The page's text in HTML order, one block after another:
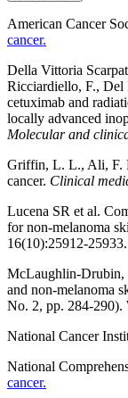
American Cancer
cancer.
Della Vittoria
Ricciardiello, F., Del
cetuximab and
locally advanced
Molecular and
Griffin, L. L., Ali, F.
cancer. Clinical
Lucena SR et al.
for non-melanoma
16(10):25912-25933.
McLaughlin-Drubin,
and non-melanoma
No. 2, pp. 284-290).
National Cancer
National
cancer.